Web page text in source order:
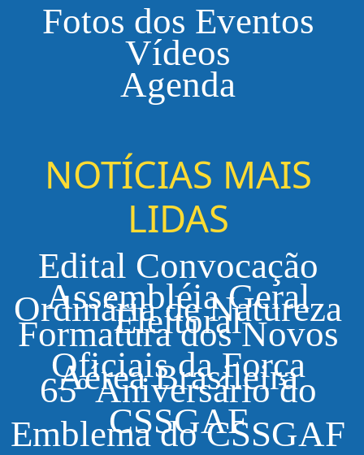
Fotos dos Eventos
Vídeos
Agenda
NOTÍCIAS MAIS
LIDAS
Edital Convocação
Assembléia Geral
Ordinária de Natureza
Eleitoral
Formatura dos Novos
Oficiais da Força
Aérea Brasileira
65º Aniversário do
CSSGAF
Emblema do CSSGAF